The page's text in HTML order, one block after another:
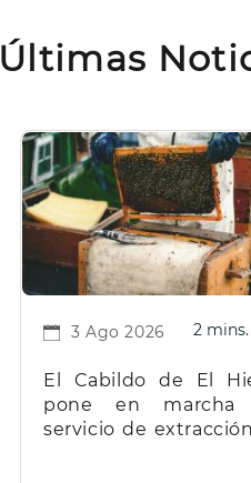
Últimas
3 Ago 2026 2 mins.
El Cabildo de El
pone en marcha
servicio de